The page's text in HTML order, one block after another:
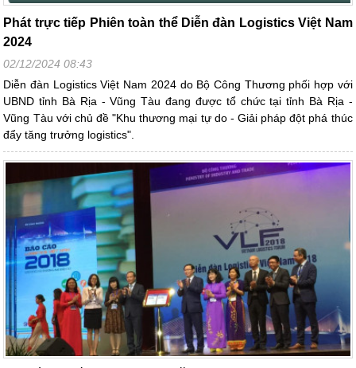
Phát trực tiếp Phiên toàn thể Diễn đàn Logistics Việt Nam
2024
02/12/2024 08:43
Diễn đàn Logistics Việt Nam 2024 do Bộ Công Thương phối hợp với
UBND tỉnh Bà Rịa - Vũng Tàu đang được tổ chức tại tỉnh Bà Rịa -
Vũng Tàu với chủ đề "Khu thương mại tự do - Giải pháp đột phá thúc
đẩy tăng trưởng logistics".